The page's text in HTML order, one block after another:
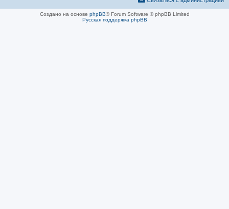
Создано на основе phpBB® Forum Software © phpBB Limited
Русская поддержка phpBB